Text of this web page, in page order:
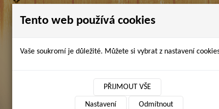
Tento web používá cookies
Vaše soukromí je důležité. Můžete si vybrat z nastavení
PŘIJMOUT VŠE
Nastavení Odmítnout